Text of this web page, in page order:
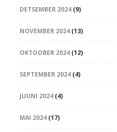
DETSEMBER 2024(9)
NOVEMBER 2024(13)
OKTOOBER 2024(12)
SEPTEMBER 2024(4)
JUUNI 2024(4)
MAI 2024(17)